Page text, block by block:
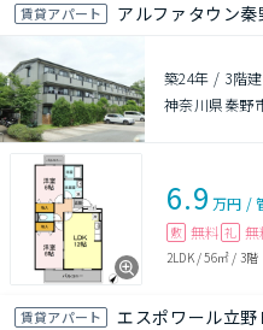
賃貸アパート アルファタウン
築24年 / 3階建
神奈川県秦野
6.9 万円 /
敷 無料 礼 無
2LDK/56㎡ / 3階
賃貸アパート エスポワール立野